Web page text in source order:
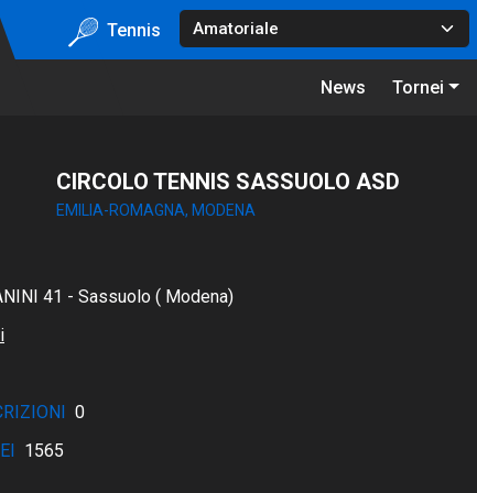
Tennis
News Tornei
CIRCOLO TENNIS SASSUOLO ASD
EMILIA-ROMAGNA, MODENA
41 - Sassuolo ( Modena)
0
1565